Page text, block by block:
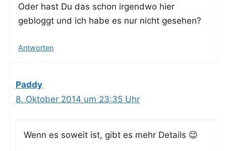
Oder hast Du das schon irgend­wo hier
gebloggt und ich habe es nur nicht gesehen?
Antworten
Paddy
8. Oktober 2014 um 23:35 Uhr
Wenn es soweit ist, gibt es mehr Details 😉